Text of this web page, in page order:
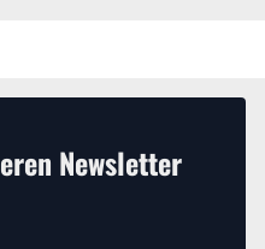
Newsletter